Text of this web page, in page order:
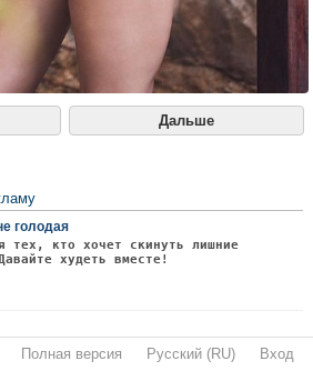
Дальше
голодая
тех, кто хочет скинуть лишние
худеть вместе!
Полная версия Русский (RU) Вход